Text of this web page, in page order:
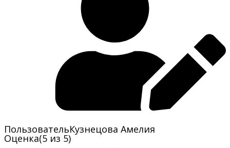
ПользовательКузнецова Амелия
Оценка(5 из 5)